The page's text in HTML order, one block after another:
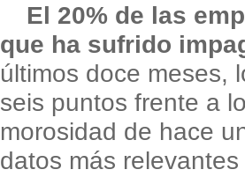
El 20% de las
que ha sufrido
últimos doce meses,
seis puntos frente a
morosidad de hace
datos más